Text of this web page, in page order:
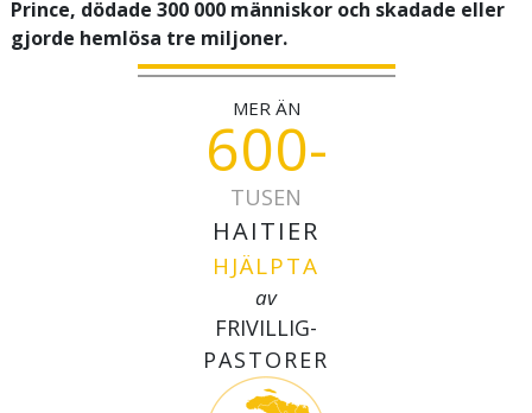
Prince, dödade 300 000 människor och skadade eller
gjorde hemlösa tre miljoner.
MER ÄN
600-
TUSEN
HAITIER
HJÄLPTA
av
FRIVILLIG-
PASTORER